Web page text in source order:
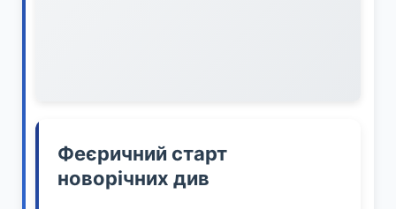
Феєричний старт
новорічних див